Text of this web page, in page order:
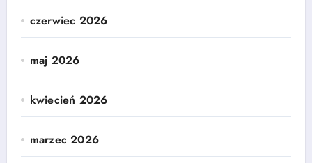
czerwiec 2026
maj 2026
kwiecień 2026
marzec 2026